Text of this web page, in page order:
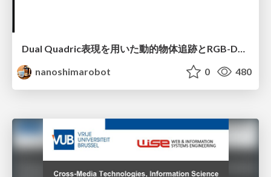
Dual Quadric表現を用いた動的物体追跡とRGB-D・IMU制約の密結合によるオドメトリ推定
nanoshimarobot
0 480